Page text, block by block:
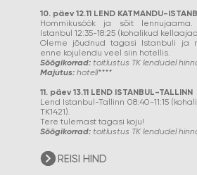
10. päev 12.11 LEND KATMANDU-
Hommikusöök ja sõit
Istanbul 12:35-18:25 (kohalikud
Oleme jõudnud tagasi Istanbuli ja
enne kojulendu veel siin hotellis.
Söögikorrad: toitlustus TK lendudel
Majutus:hotell****
11. päev 13.11 LEND ISTANBUL-TALLINN
Lend Istanbul-Tallinn 08:40-11:15
TK1421).
Tere tulemast tagasi koju!
Söögikorrad: toitlustus TK lendudel
REISI HIND